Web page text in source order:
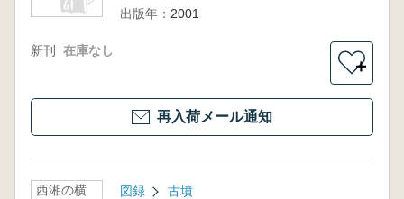
出版年： 2001
新刊 在庫なし
＋
再入荷メール通知
西湘の横
図録 古墳